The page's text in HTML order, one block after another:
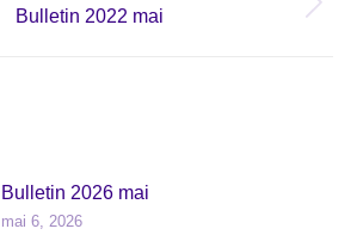
Next
Bulletin 2022 mai
Bulletin 2026 mai
mai 6, 2026